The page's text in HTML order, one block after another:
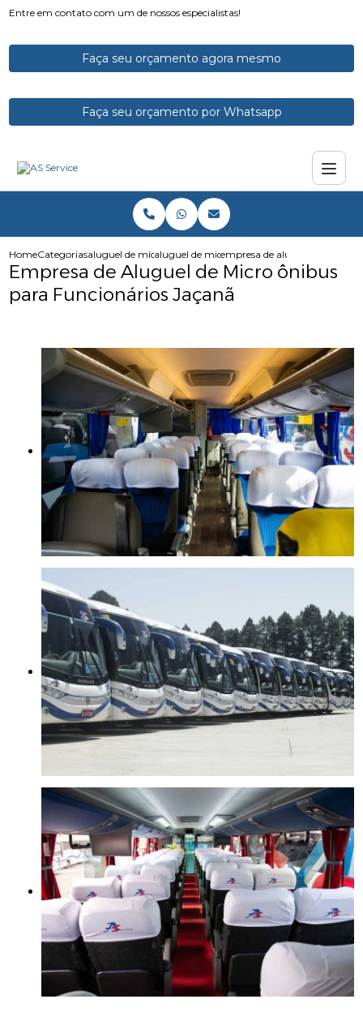
Entre em contato com um de nossos especialistas!
Faça seu orçamento agora mesmo
Faça seu orçamento por Whatsapp
HomeCategoriasaluguel de micro onibusaluguel de microonibusempresa de aluguel de micro
Empresa de Aluguel de Micro ônibus
para Funcionários Jaçanã